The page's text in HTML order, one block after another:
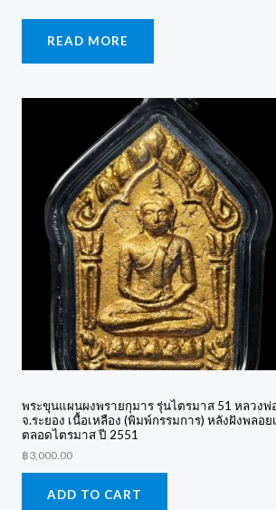
READ MORE
พระขุนแผนผงพรายกุมาร รุ่นไตรมาส 51 หลวง
จ.ระยอง เนื้อเหลือง (พิมพ์กรรมการ) หลังฝังพลอย
ตลอดไตรมาส ปี 2551
฿3,000.00
ADD TO CART